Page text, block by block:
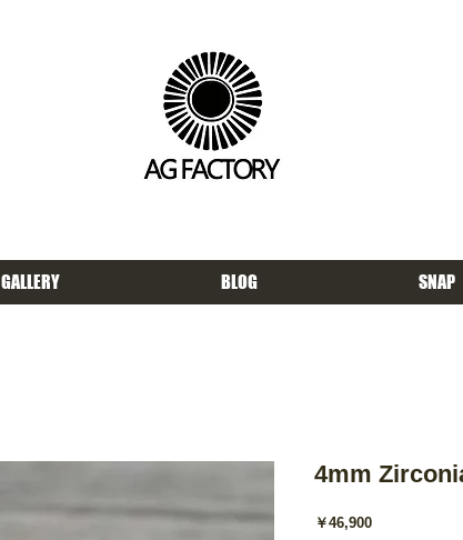
GALLERY BLOG SNAP
4mm
￥46,900価